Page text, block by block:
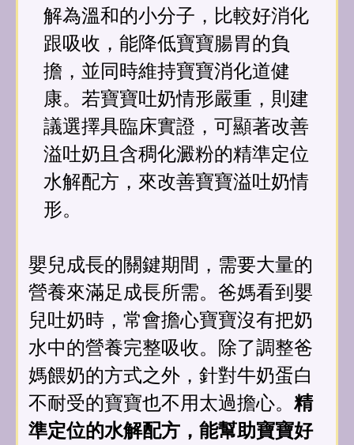
解為溫和的小分子，比較好消化
跟吸收，能降低寶寶腸胃的負
擔，並同時維持寶寶消化道健
康。若寶寶吐奶情形嚴重，則建
議選擇具臨床實證，可顯著改善
溢吐奶且含稠化澱粉的精準定位
水解配方，來改善寶寶溢吐奶情
形。
嬰兒成長的關鍵期間，需要大量的
營養來滿足成長所需。爸媽看到嬰
兒吐奶時，常會擔心寶寶沒有把奶
水中的營養完整吸收。除了調整爸
媽餵奶的方式之外，針對牛奶蛋白
不耐受的寶寶也不用太過擔心。精
準定位的水解配方，能幫助寶寶好